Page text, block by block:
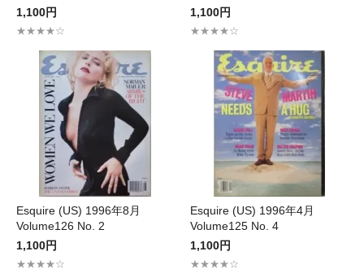
1,100円
★★★★☆
1,100円
★★★★☆
Esquire (US) 1996年8月
Volume126 No. 2
1,100円
★★★★☆
Esquire (US) 1996年4月
Volume125 No. 4
1,100円
★★★★☆